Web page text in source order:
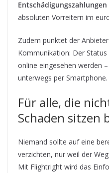
Entschädigungszahlungen
absoluten Vorreitern im
Zudem punktet der
Kommunikation: Der
online eingesehen werden
unterwegs per Smartphone.
Für alle, die
Schaden sitzen
Niemand sollte auf eine
verzichten, nur weil der
Mit Flightright wird das